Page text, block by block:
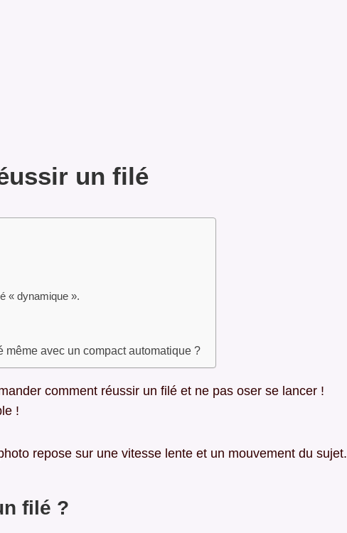
un filé
« dynamique ».
même avec un compact automatique ?
comment réussir un filé et ne pas oser se lancer !
!
repose sur une vitesse lente et un mouvement du sujet.
filé ?